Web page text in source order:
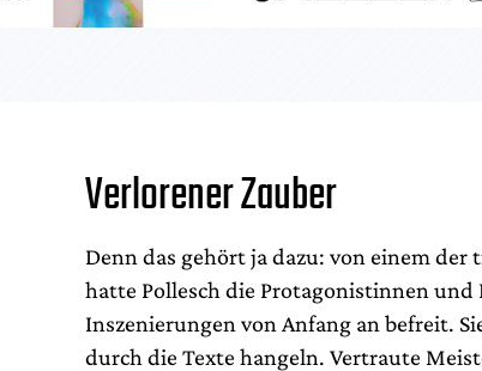
Verlorener Zauber
Denn das gehört ja dazu: von einem
hatte Pollesch die Protagonistinnen und
Inszenierungen von Anfang an befreit.
durch die Texte hangeln. Vertraute